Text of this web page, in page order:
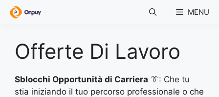
Skip
MENU
Offerte Di Lavoro
Sblocchi Opportunità di Carriera 👔: Che tu
stia iniziando il tuo percorso professionale o che